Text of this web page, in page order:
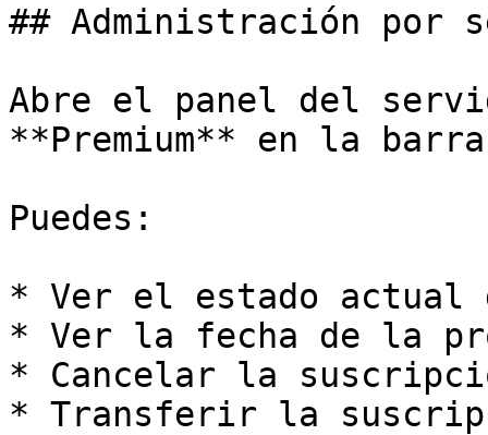
## Administración por
Abre el panel del
**Premium** en la
Puedes:
* Ver el estado actual
* Ver la fecha de la
* Cancelar la
* Transferir la